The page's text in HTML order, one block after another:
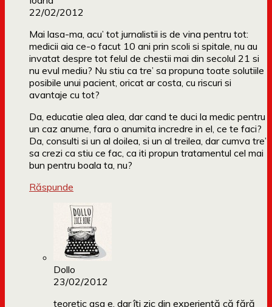
22/02/2012
Mai lasa-ma, acu’ tot jurnalistii is de vina pentru tot:
medicii aia ce-o facut 10 ani prin scoli si spitale, nu au
invatat despre tot felul de chestii mai din secolul 21 si
nu evul mediu? Nu stiu ca tre’ sa propuna toate solutiile
posibile unui pacient, oricat ar costa, cu riscuri si
avantaje cu tot?
Da, educatie alea alea, dar cand te duci la medic pentru
un caz anume, fara o anumita incredre in el, ce te faci?
Da, consulti si un al doilea, si un al treilea, dar cumva tre’
sa crezi ca stiu ce fac, ca iti propun tratamentul cel mai
bun pentru boala ta, nu?
Răspunde
Dollo
23/02/2012
teoretic așa e, dar îți zic din experiență că fără